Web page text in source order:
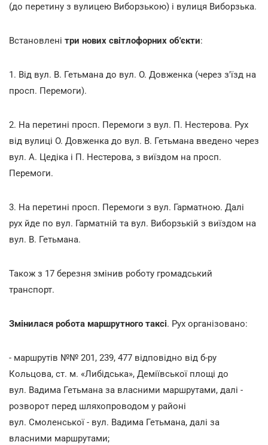
(до перетину з вулицею Виборзькою) і вулиця Виборзька.
Встановлені три нових світлофорних об'єкти:
1. Від вул. В. Гетьмана до вул. О. Довженка (через з'їзд на
просп. Перемоги).
2. На перетині просп. Перемоги з вул. П. Нестерова. Рух
від вулиці О. Довженка до вул. В. Гетьмана введено через
вул. А. Цедіка і П. Нестерова, з виїздом на просп.
Перемоги.
3. На перетині просп. Перемоги з вул. Гарматною. Далі
рух йде по вул. Гарматній та вул. Виборзькій з виїздом на
вул. В. Гетьмана.
Також з 17 березня змінив роботу громадський
транспорт.
Змінилася робота маршрутного таксі. Рух організовано:
- маршрутів №№ 201, 239, 477 відповідно від б-ру
Кольцова, ст. м. «Либідська», Деміївської площі до
вул. Вадима Гетьмана за власними маршрутами, далі -
розворот перед шляхопроводом у районі
вул. Смоленської - вул. Вадима Гетьмана, далі за
власними маршрутами;